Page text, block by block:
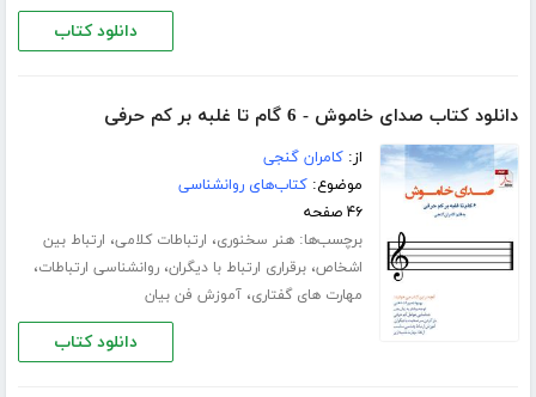
دانلود کتاب
دانلود کتاب صدای خاموش - 6 گام تا غلبه بر کم حرفی
از:کامران گنجی
موضوع:کتاب‌های روانشناسی
۴۶ صفحه
برچسب‌ها:هنر سخنوری، ارتباطات کلامی، ارتباط بین
اشخاص،برقراری ارتباط با دیگران،روانشناسی ارتباطات،
مهارت های گفتاری،آموزش فن بیان
دانلود کتاب